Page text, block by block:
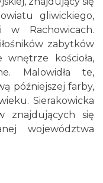
gliwickiego,
Rachowicach.
zabytków
wnętrze kościoła,
Malowidła te,
późniejszej farby,
Sierakowicka
znajdujących się
województwa